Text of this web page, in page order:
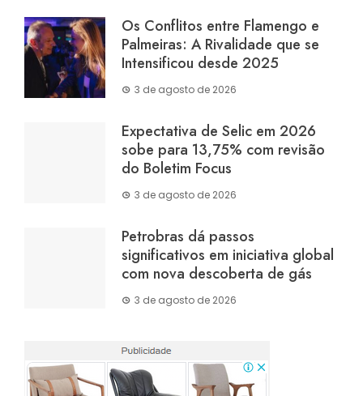
Os Conflitos entre Flamengo e
Palmeiras: A Rivalidade que se
Intensificou desde 2025
3 de agosto de 2026
Expectativa de Selic em 2026
sobe para 13,75% com revisão
do Boletim Focus
3 de agosto de 2026
Petrobras dá passos
significativos em iniciativa global
com nova descoberta de gás
3 de agosto de 2026